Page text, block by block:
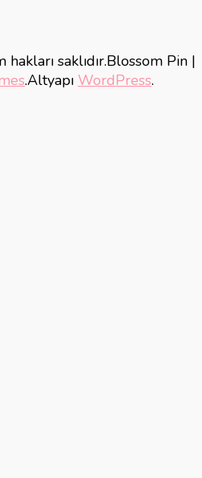
hakları saklıdır.Blossom Pin |
.Altyapı WordPress.